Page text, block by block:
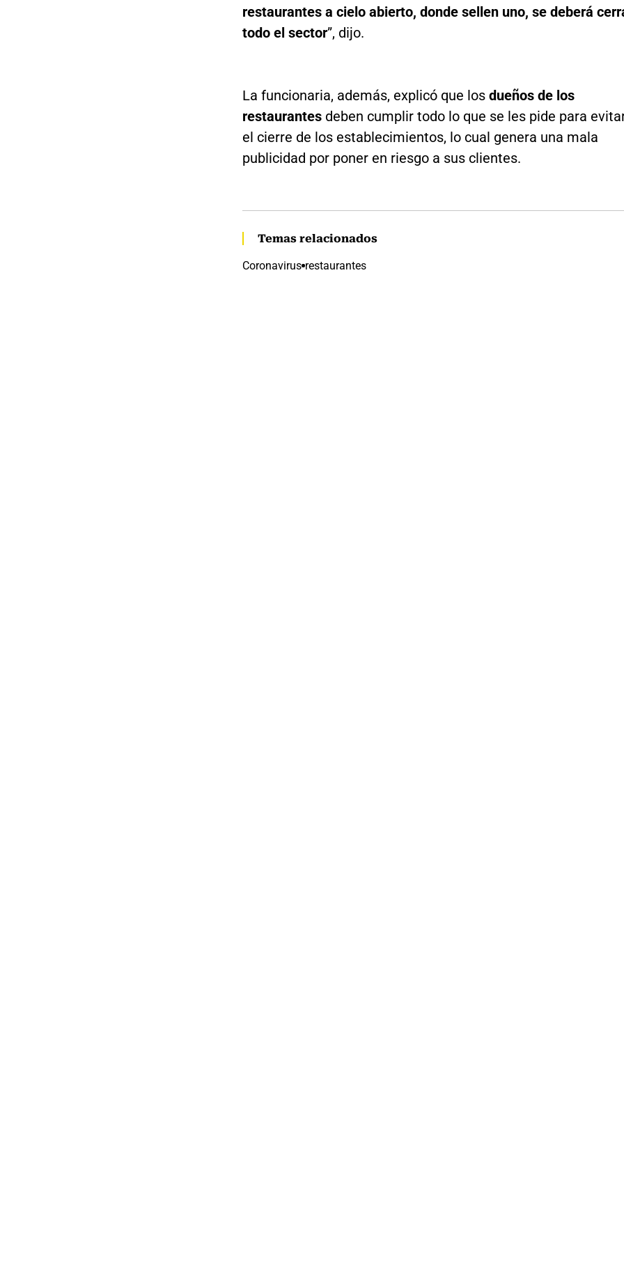
restaurantes a cielo abierto, donde sellen uno, se deberá
todo el sector”, dijo.
La funcionaria, además, explicó que los dueños de los
restaurantesdeben cumplir todo lo que se les pide para
el cierre de los establecimientos, lo cual genera una mala
publicidad por poner en riesgo a sus clientes.
Temas relacionados
Coronavirus restaurantes